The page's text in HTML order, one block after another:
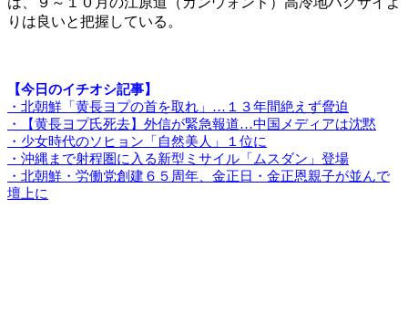
りは良いと把握している。
【今日のイチオシ記事】
・北朝鮮「黄長ヨプの首を取れ」…１３年間絶えず脅迫
・【黄長ヨプ氏死去】外信が緊急報道…中国メディアは沈黙
・少女時代のソヒョン「自然美人」１位に
・沖縄まで射程圏に入る新型ミサイル「ムスダン」登場
・北朝鮮・労働党創建６５周年、金正日・金正恩親子が並んで
壇上に